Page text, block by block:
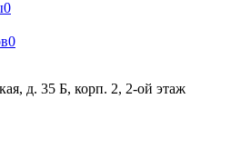
0
0
д. 35 Б, корп. 2, 2-ой этаж